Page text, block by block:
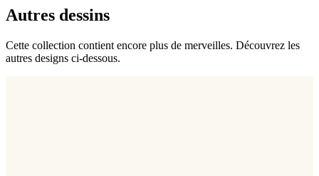
Autres dessins
Cette collection contient encore plus de merveilles. Découvrez les
autres designs ci-dessous.